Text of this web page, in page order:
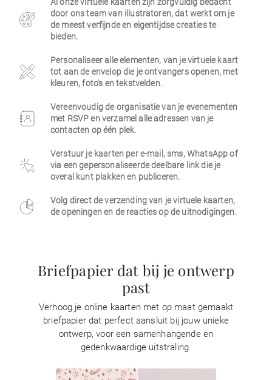
Zakelijk
door ons team van illustratoren, dat werkt om je
de meest verfijnde en eigentijdse creaties te
bieden.
Personaliseer alle elementen, van je virtuele kaart
tot aan de envelop die je ontvangers openen, met
kleuren, foto's en tekstvelden.
Vereenvoudig de organisatie van je evenementen
met RSVP en verzamel alle adressen van je
contacten op één plek.
Verstuur je kaarten per e-mail, sms, WhatsApp of
via een gepersonaliseerde deelbare link die je
overal kunt plakken en publiceren.
Volg direct de verzending van je virtuele kaarten,
de openingen en de reacties op de uitnodigingen.
Briefpapier dat bij je ontwerp
past
Verhoog je online kaarten met op maat gemaakt
briefpapier dat perfect aansluit bij jouw unieke
ontwerp, voor een samenhangende en
gedenkwaardige uitstraling.